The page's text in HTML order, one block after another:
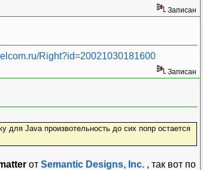
Записан
Right?id=20021030181600
Записан
для Java произвотельность до сих попр остается
от Semantic Designs, Inc. , так вот по